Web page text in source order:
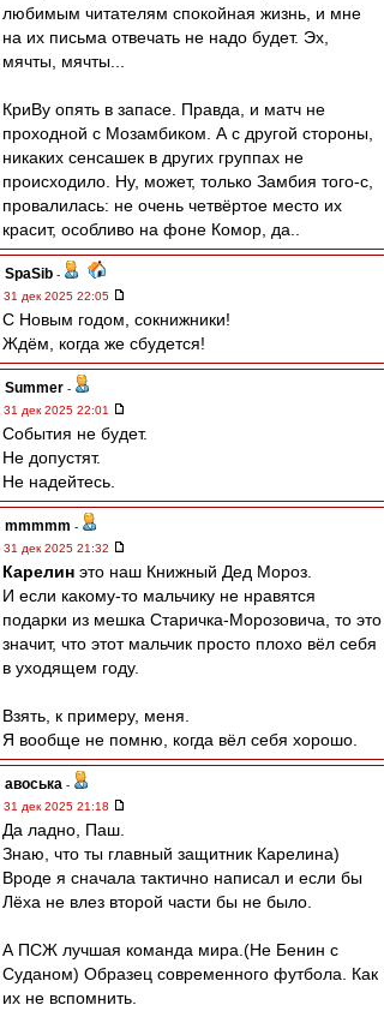
любимым читателям спокойная жизнь, и мне
на их письма отвечать не надо будет. Эх,
мячты, мячты...
КриВу опять в запасе. Правда, и матч не
проходной с Мозамбиком. А с другой стороны,
никаких сенсашек в других группах не
происходило. Ну, может, только Замбия того-с,
провалилась: не очень четвёртое место их
красит, особливо на фоне Комор, да..
SpaSib -
31 дек 2025 22:05
С Новым годом, сокнижники!
Ждём, когда же сбудется!
Summer -
31 дек 2025 22:01
События не будет.
Не допустят.
Не надейтесь.
mmmmm -
31 дек 2025 21:32
Карелин это наш Книжный Дед Мороз.
И если какому-то мальчику не нравятся
подарки из мешка Старичка-Морозовича, то это
значит, что этот мальчик просто плохо вёл себя
в уходящем году.
Взять, к примеру, меня.
Я вообще не помню, когда вёл себя хорошо.
авоська -
31 дек 2025 21:18
Да ладно, Паш.
Знаю, что ты главный защитник Карелина)
Вроде я сначала тактично написал и если бы
Лёха не влез второй части бы не было.
А ПСЖ лучшая команда мира.(Не Бенин с
Суданом) Образец современного футбола. Как
их не вспомнить.